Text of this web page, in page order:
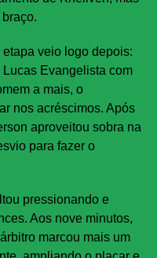
veio logo depois:
Evangelista com
a mais, o
nos acréscimos. Após
aproveitou sobra na
para fazer o
pressionando e
Aos nove minutos,
marcou mais um